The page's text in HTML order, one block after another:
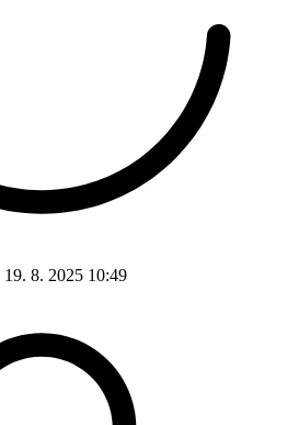
19. 8. 2025 10:49